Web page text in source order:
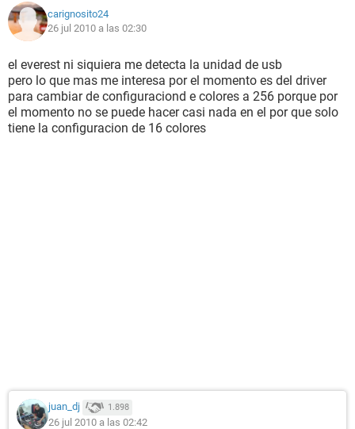
carignosito24
26 jul 2010 a las 02:30
el everest ni siquiera me detecta la unidad de usb
pero lo que mas me interesa por el momento es del driver
para cambiar de configuraciond e colores a 256 porque por
el momento no se puede hacer casi nada en el por que solo
tiene la configuracion de 16 colores
juan_dj 1.898
26 jul 2010 a las 02:42